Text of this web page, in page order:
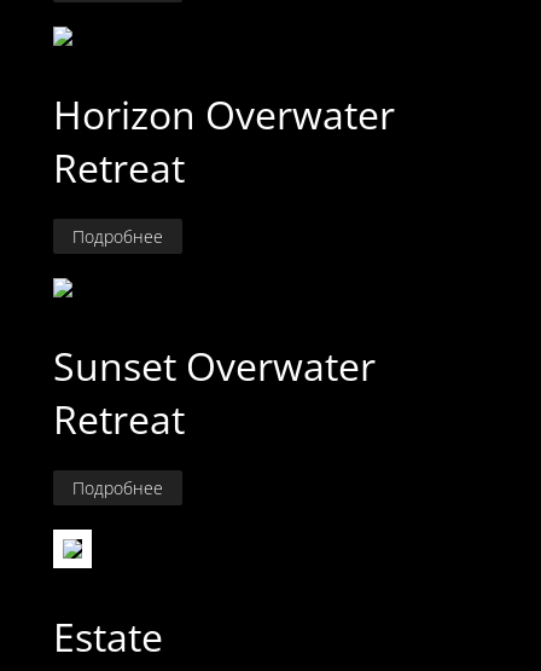
Horizon Overwater
Retreat
Подробнее
Sunset Overwater
Retreat
Подробнее
Estate